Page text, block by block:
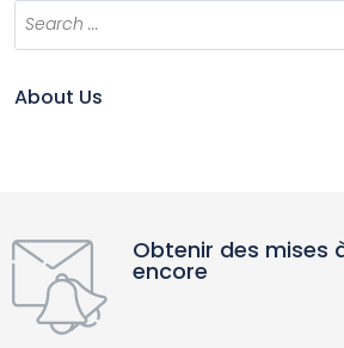
About Us
Obtenir des mises
encore